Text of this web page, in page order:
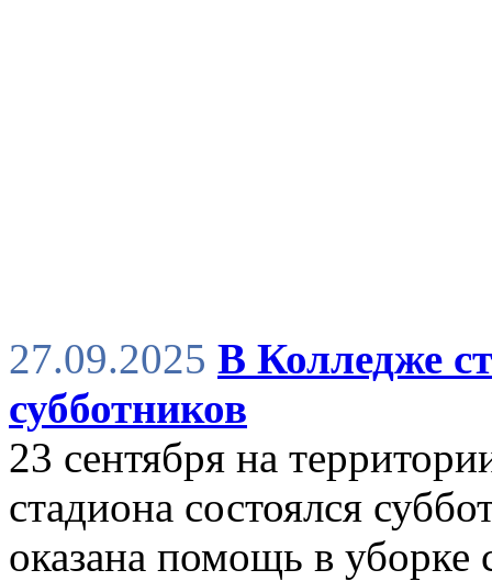
27.09.2025 В Колледже
субботников
23 сентября на
стадиона состоялся
оказана помощь в уборке